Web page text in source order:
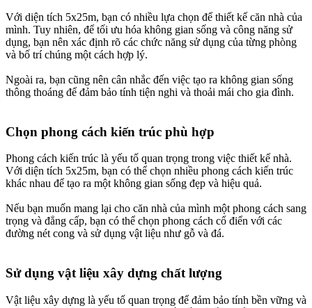
Với diện tích 5x25m, bạn có nhiều lựa chọn để thiết kế căn nhà của
mình. Tuy nhiên, để tối ưu hóa không gian sống và công năng sử
dụng, bạn nên xác định rõ các chức năng sử dụng của từng phòng
và bố trí chúng một cách hợp lý.
Ngoài ra, bạn cũng nên cân nhắc đến việc tạo ra không gian sống
thông thoáng để đảm bảo tính tiện nghi và thoải mái cho gia đình.
Chọn phong cách kiến trúc phù hợp​
Phong cách kiến trúc là yếu tố quan trọng trong việc thiết kế nhà.
Với diện tích 5x25m, bạn có thể chọn nhiều phong cách kiến trúc
khác nhau để tạo ra một không gian sống đẹp và hiệu quả.
Nếu bạn muốn mang lại cho căn nhà của mình một phong cách sang
trọng và đẳng cấp, bạn có thể chọn phong cách cổ điển với các
đường nét cong và sử dụng vật liệu như gỗ và đá.
Sử dụng vật liệu xây dựng chất lượng​
Vật liệu xây dựng là yếu tố quan trọng để đảm bảo tính bền vững và